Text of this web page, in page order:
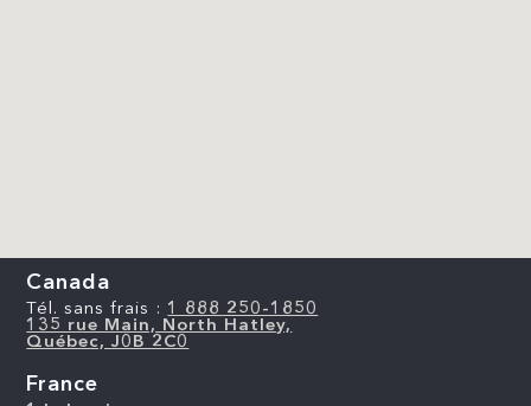
Canada
Tél. sans frais : 1 888 250-1850
135 rue Main, North Hatley,
Québec, J0B 2C0
France